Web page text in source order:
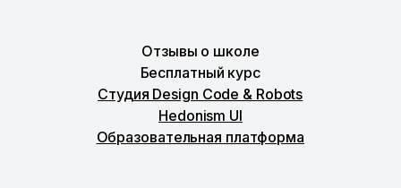
Отзывы о школе
Бесплатный курс
Студия Design Code & Robots
Hedonism UI
Образовательная платформа